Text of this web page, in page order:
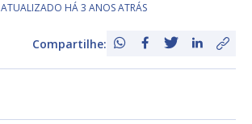
ATUALIZADO HÁ 3 ANOS ATRÁS
Compartilhe: